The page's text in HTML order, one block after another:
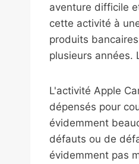
aventure difficile
cette activité à
produits
plusieurs années.
L'activité Apple
dépensés pour
évidemment
défauts ou de
évidemment pas